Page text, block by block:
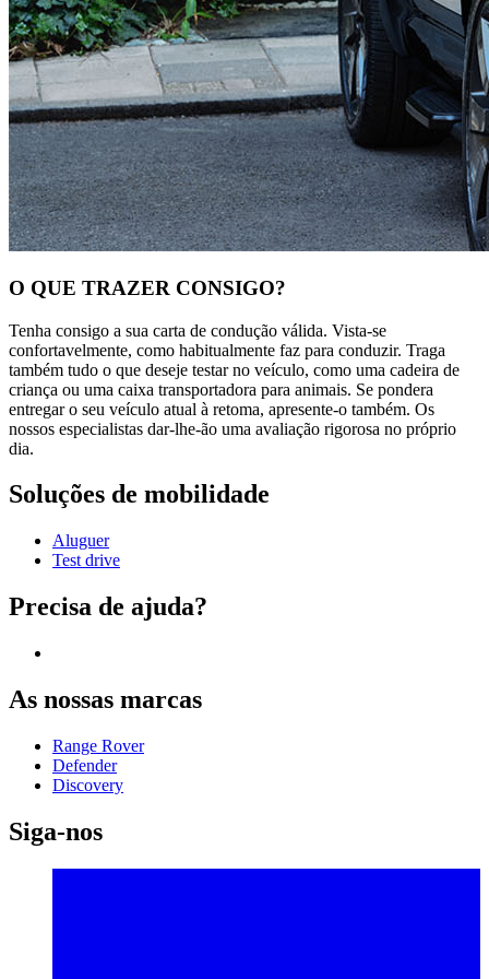
O QUE TRAZER CONSIGO?
Tenha consigo a sua carta de condução válida. Vista-se
confortavelmente, como habitualmente faz para conduzir. Traga
também tudo o que deseje testar no veículo, como uma cadeira de
criança ou uma caixa transportadora para animais. Se pondera
entregar o seu veículo atual à retoma, apresente-o também. Os
nossos especialistas dar-lhe-ão uma avaliação rigorosa no próprio
dia.
Soluções de mobilidade
Aluguer
Test drive
Precisa de ajuda?
As nossas marcas
Range Rover
Defender
Discovery
Siga-nos